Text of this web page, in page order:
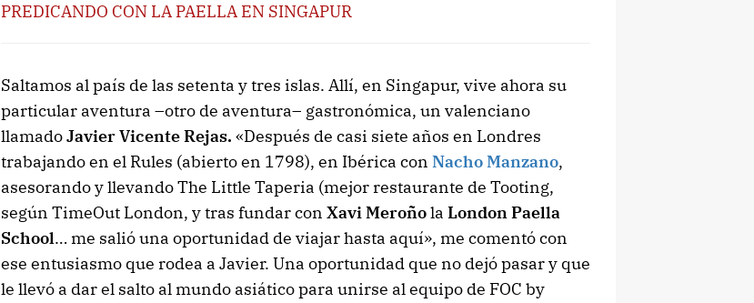
PREDICANDO CON LA PAELLA EN SINGAPUR
Saltamos al país de las setenta y tres islas. Allí, en Singapur, vive ahora su
particular aventura –otro de aventura– gastronómica, un valenciano
llamadoJavier Vicente Rejas. «Después de casi siete años en Londres
trabajando en el Rules (abierto en 1798), en Ibérica con Nacho Manzano,
asesorando y llevando The Little Taperia (mejor restaurante de Tooting,
según TimeOut London, y tras fundar con Xavi Meroñola London Paella
School… me salió una oportunidad de viajar hasta aquí», me comentó con
ese entusiasmo que rodea a Javier. Una oportunidad que no dejó pasar y que
le llevó a dar el salto al mundo asiático para unirse al equipo de FOC by